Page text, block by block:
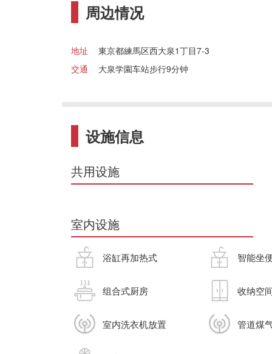
周边情况
地址
東京都練馬区西大泉1丁目7-3
交通
大泉学園车站步行9分钟
设施信息
共用设施
室内设施
浴缸再加热式 智能坐
组合式厨房 收纳空
室内洗衣机放置 管道煤